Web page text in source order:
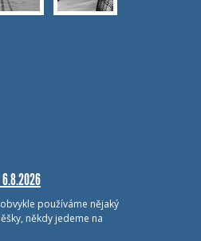
6.8.2026
používáme nějaký
někdy jedeme na